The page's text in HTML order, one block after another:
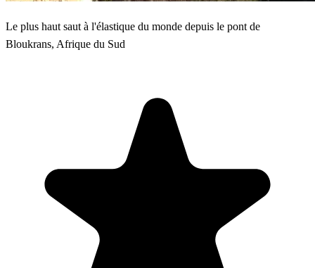
Le plus haut saut à l'élastique du monde depuis le pont de
Bloukrans, Afrique du Sud